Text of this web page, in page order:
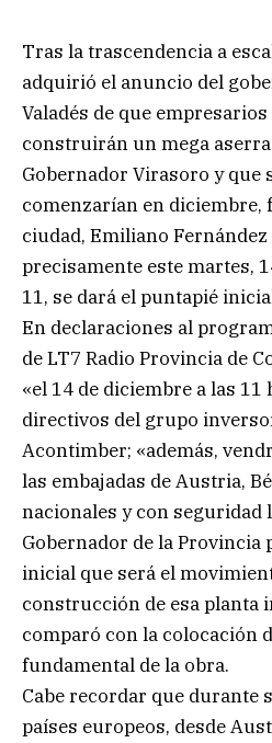
Tras la trascendencia a
adquirió el anuncio del
Valadés de que
construirán un mega
Gobernador Virasoro y que
comenzarían en diciembre,
ciudad, Emiliano
precisamente este martes,
11, se dará el puntapié
En declaraciones al
de LT7 Radio Provincia de
«el 14 de diciembre a las
directivos del grupo
Acontimber; «además,
las embajadas de Austria,
nacionales y con seguridad
Gobernador de la
inicial que será el
construcción de esa planta
comparó con la colocación
fundamental de la obra.
Cabe recordar que durante
países europeos, desde